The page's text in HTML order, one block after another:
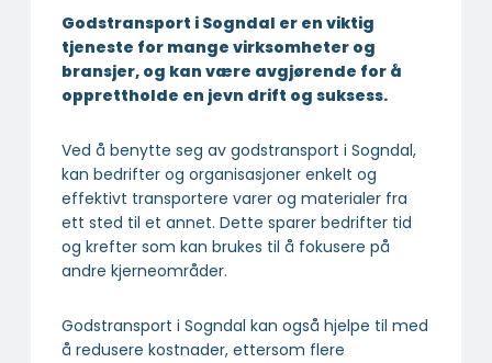
Godstransport i Sogndal er en viktig
tjeneste for mange virksomheter og
bransjer, og kan være avgjørende for å
opprettholde en jevn drift og suksess.
Ved å benytte seg av godstransport i Sogndal,
kan bedrifter og organisasjoner enkelt og
effektivt transportere varer og materialer fra
ett sted til et annet. Dette sparer bedrifter tid
og krefter som kan brukes til å fokusere på
andre kjerneområder.
Godstransport i Sogndal kan også hjelpe til med
å redusere kostnader, ettersom flere